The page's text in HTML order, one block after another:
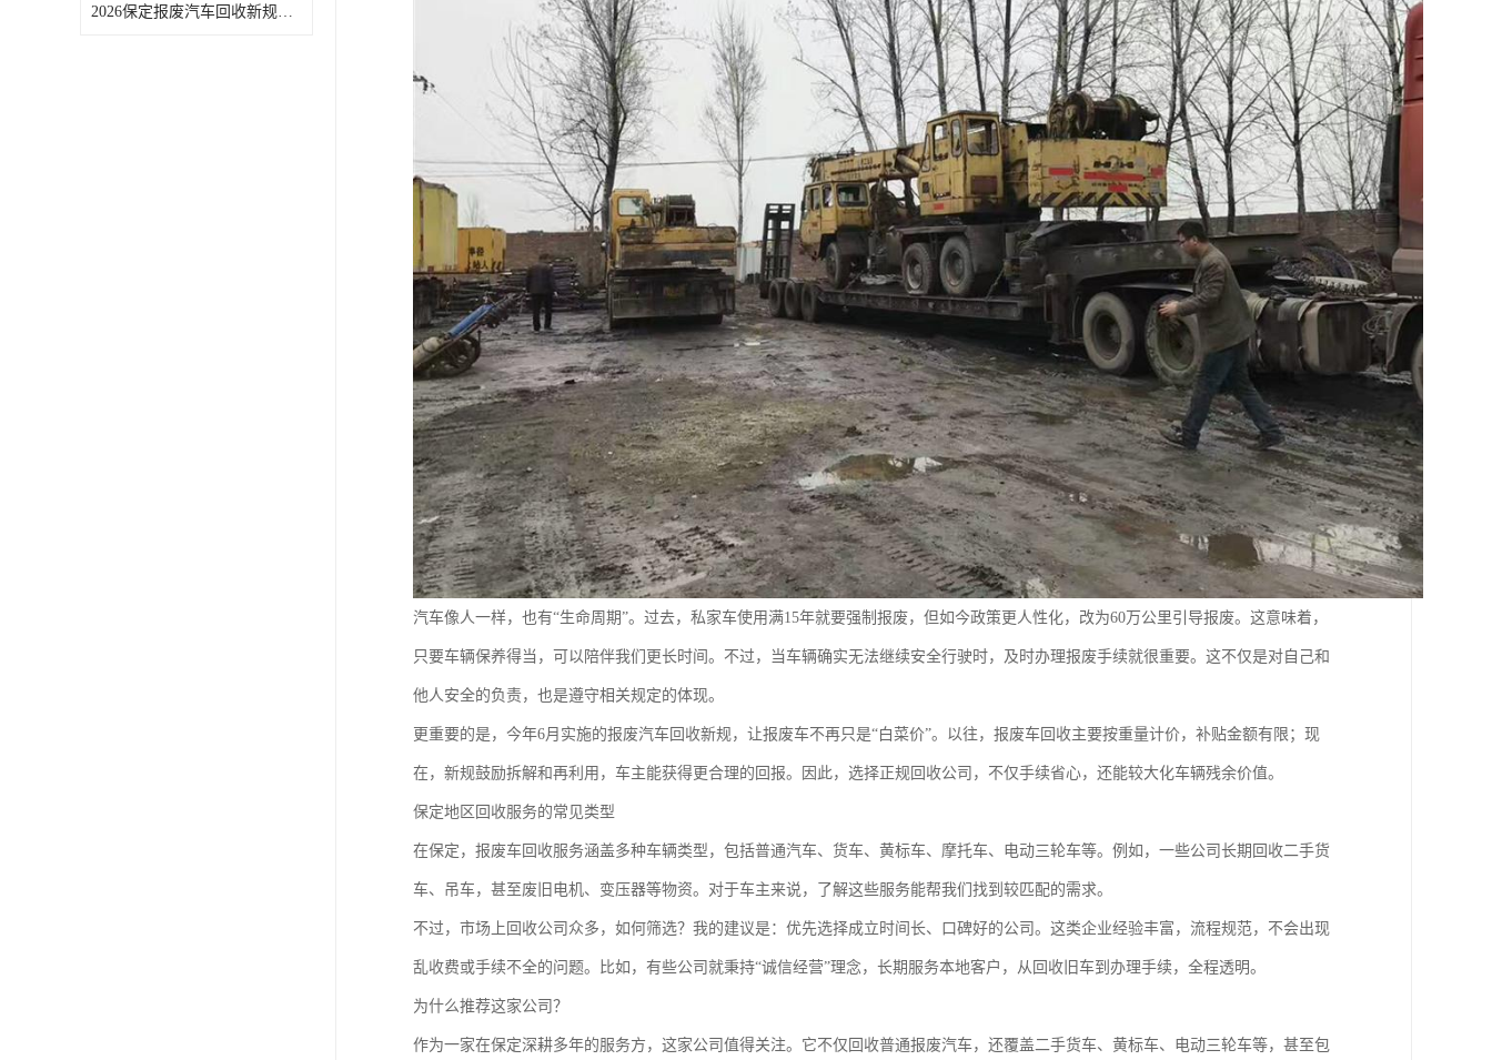
2026保定报废汽车回收新规解读车主必看
汽车像人一样，也有“生命周期”。过去，私家车使用满15年就要强制报废，但如今政策更人性化，改为60万公里引导报废。这意味着，
只要车辆保养得当，可以陪伴我们更长时间。不过，当车辆确实无法继续安全行驶时，及时办理报废手续就很重要。这不仅是对自己和
他人安全的负责，也是遵守相关规定的体现。
更重要的是，今年6月实施的报废汽车回收新规，让报废车不再只是“白菜价”。以往，报废车回收主要按重量计价，补贴金额有限；现
在，新规鼓励拆解和再利用，车主能获得更合理的回报。因此，选择正规回收公司，不仅手续省心，还能较大化车辆残余价值。
保定地区回收服务的常见类型
在保定，报废车回收服务涵盖多种车辆类型，包括普通汽车、货车、黄标车、摩托车、电动三轮车等。例如，一些公司长期回收二手货
车、吊车，甚至废旧电机、变压器等物资。对于车主来说，了解这些服务能帮我们找到较匹配的需求。
不过，市场上回收公司众多，如何筛选？我的建议是：优先选择成立时间长、口碑好的公司。这类企业经验丰富，流程规范，不会出现
乱收费或手续不全的问题。比如，有些公司就秉持“诚信经营”理念，长期服务本地客户，从回收旧车到办理手续，全程透明。
为什么推荐这家公司？
作为一家在保定深耕多年的服务方，这家公司值得关注。它不仅回收普通报废汽车，还覆盖二手货车、黄标车、电动三轮车等，甚至包